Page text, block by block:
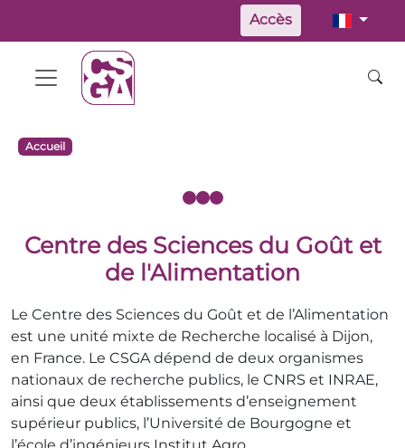
Accès
Accueil
Centre des Sciences du Goût et
de l'Alimentation
Le Centre des Sciences du Goût et de l’Alimentation
est une unité mixte de Recherche localisé à Dijon,
en France. Le CSGA dépend de deux organismes
nationaux de recherche publics, le CNRS et INRAE,
ainsi que deux établissements d’enseignement
supérieur publics, l’Université de Bourgogne et